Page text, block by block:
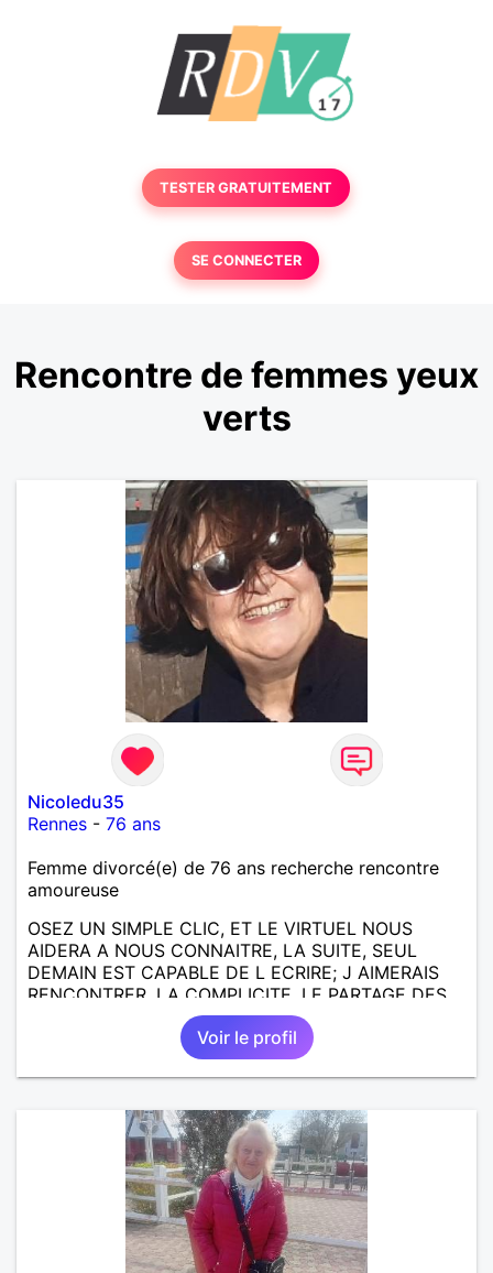
TESTER GRATUITEMENT
SE CONNECTER
Rencontre de femmes yeux
verts
Nicoledu35
Rennes - 76 ans
Femme divorcé(e) de 76 ans recherche rencontre
amoureuse
OSEZ UN SIMPLE CLIC, ET LE VIRTUEL NOUS
AIDERA A NOUS CONNAITRE, LA SUITE, SEUL
DEMAIN EST CAPABLE DE L ECRIRE; J AIMERAIS
RENCONTRER, LA COMPLICITE, LE PARTAGE DES
BELLES CHOSES DE LA VIE : BALADES, VOYAGES
EN FRANCE OU AILLEURS. ETRE A L ECOUTE DE L
AUTRE, ET LA VIE SERA PLUS BELLE
ENCORE.....................
Voir le profil